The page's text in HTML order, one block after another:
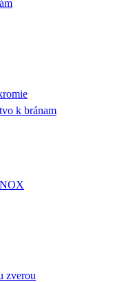
k bránam
zverou